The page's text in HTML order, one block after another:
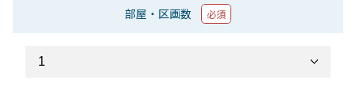
部屋・区画数 必須